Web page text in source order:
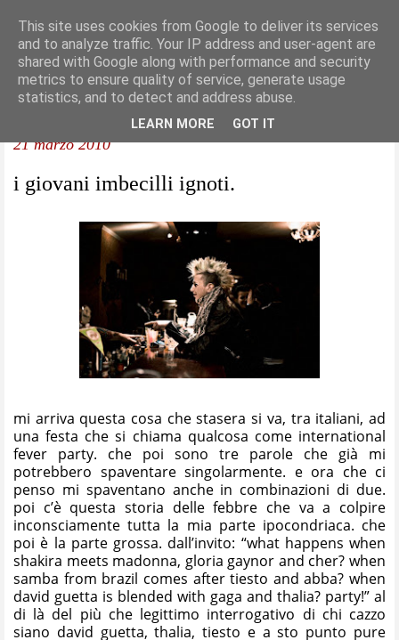
21 marzo 2010
i giovani imbecilli ignoti.
mi arriva questa cosa che stasera si va, tra italiani, ad
una festa che si chiama qualcosa come international
fever party. che poi sono tre parole che già mi
potrebbero spaventare singolarmente. e ora che ci
penso mi spaventano anche in combinazioni di due.
poi c’è questa storia delle febbre che va a colpire
inconsciamente tutta la mia parte ipocondriaca. che
poi è la parte grossa. dall’invito: “what happens when
shakira meets madonna, gloria gaynor and cher? when
samba from brazil comes after tiesto and abba? when
david guetta is blended with gaga and thalia? party!” al
di là del più che legittimo interrogativo di chi cazzo
siano david guetta, thalia, tiesto e a sto punto pure
This site uses cookies from Google to deliver its services
and to analyze traffic. Your IP address and user-agent are
shared with Google along with performance and security
metrics to ensure quality of service, generate usage
statistics, and to detect and address abuse.
LEARN MORE GOT IT